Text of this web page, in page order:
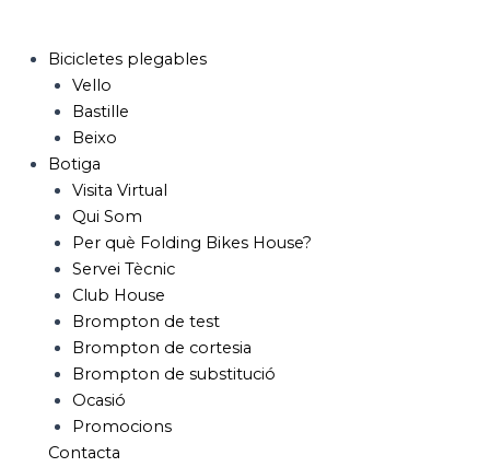
Bicicletes plegables
Vello
Bastille
Beixo
Botiga
Visita Virtual
Qui Som
Per què Folding Bikes House?
Servei Tècnic
Club House
Brompton de test
Brompton de cortesia
Brompton de substitució
Ocasió
Promocions
Contacta